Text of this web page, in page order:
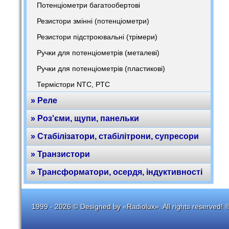
Потенціометри багатообертові
Резистори змінні (потенціометри)
Резистори підстроювальні (трімери)
Ручки для потенціометрів (металеві)
Ручки для потенціометрів (пластикові)
Термістори NTC, PTC
» Реле
» Роз'єми, щупи, панельки
» Стабілізатори, стабілітрони, супресори
» Транзистори
» Трансформатори, осердя, індуктивності
1999 - 2026 © Designed by «Radiolux». All rights reserved!